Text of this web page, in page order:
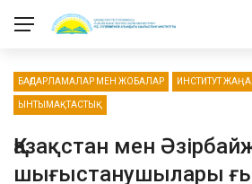
БАҒДАРЛАМАЛАР МЕН ЖОБАЛАР ИНСТИТУТ
ЫНТЫМАҚТАСТЫҚ
Қазақстан мен
шығыстанушылары